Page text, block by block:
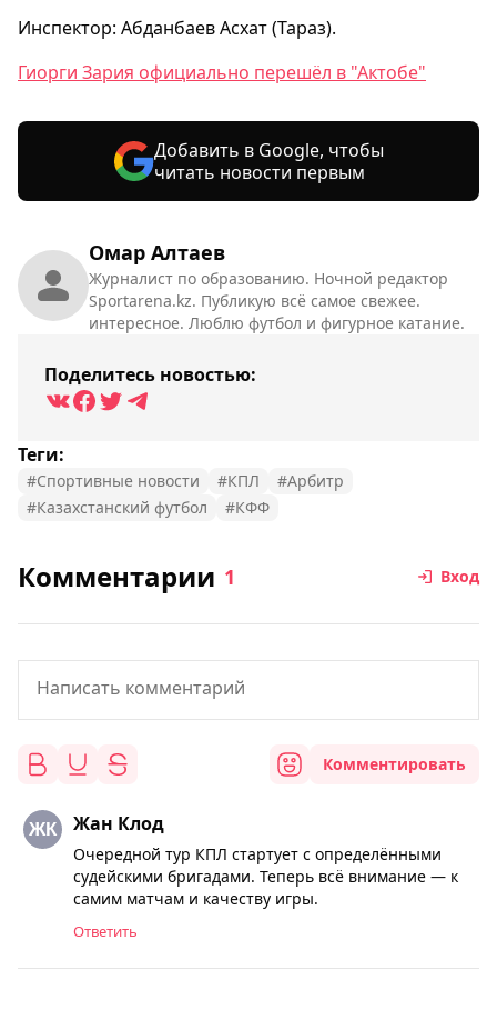
Омар Алтаев
Журналист по образованию. Ночной редактор
Sportarena.kz. Публикую всё самое свежее.
интересное. Люблю футбол и фигурное катание.
Поделитесь новостью:
Теги:
#Спортивные новости #КПЛ
#Арбитр
#Казахстанский футбол
#КФФ
Инспектор: Абданбаев Асхат (Тараз).
Гиорги Зария официально перешёл в "Актобе"
Добавить в Google, чтобы
читать новости первым
Комментарии 1 Вход
Комментировать
Жан Клод
Очередной тур КПЛ стартует с определёнными
судейскими бригадами. Теперь всё внимание — к
самим матчам и качеству игры.
Ответить